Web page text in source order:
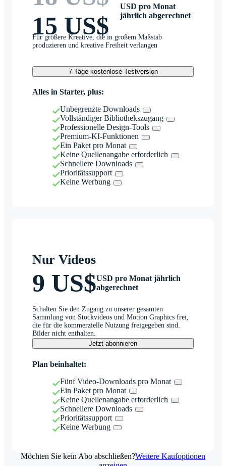
15 US$
USD pro Monat
jährlich abgerechnet
Für größere Kreative, die in großem Maßstab
produzieren und kreative Freiheit verlangen
7-Tage kostenlose Testversion
Alles in Starter, plus:
Unbegrenzte Downloads
Vollständiger Bibliothekszugang
Professionelle Design-Tools
Premium-KI-Funktionen
Ein Paket pro Monat
Keine Quellenangabe erforderlich
Schnellere Downloads
Prioritätssupport
Keine Werbung
Nur Videos
9 US$USD pro Monat jährlich
abgerechnet
Schalten Sie den Zugang zu unserer gesamten
Sammlung von Stockvideos und Motion Graphics frei,
die für die kommerzielle Nutzung freigegeben sind.
Bilder nicht enthalten.
Jetzt abonnieren
Plan beinhaltet:
Fünf Video-Downloads pro Monat
Ein Paket pro Monat
Keine Quellenangabe erforderlich
Schnellere Downloads
Prioritätssupport
Keine Werbung
Möchten Sie kein Abo abschließen?Weitere Kaufoptionen